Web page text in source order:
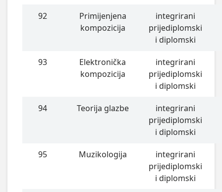
92
Primijenjena
kompozicija
integrirani
prijediplomski
i diplomski
93
Elektronička
kompozicija
integrirani
prijediplomski
i diplomski
94 Teorija glazbe
integrirani
prijediplomski
i diplomski
95 Muzikologija
integrirani
prijediplomski
i diplomski